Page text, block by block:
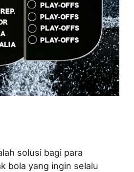
solusi bagi para
bola yang ingin selalu